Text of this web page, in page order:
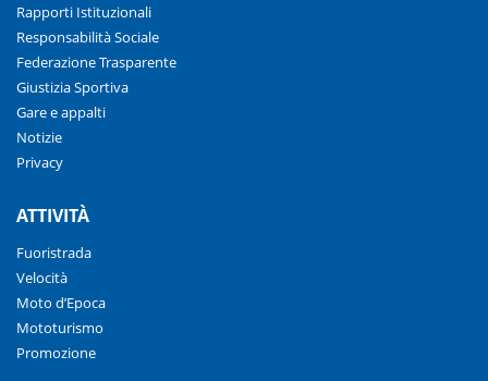
Rapporti Istituzionali
Responsabilità Sociale
Federazione Trasparente
Giustizia Sportiva
Gare e appalti
Notizie
Privacy
ATTIVITÀ
Fuoristrada
Velocità
Moto d’Epoca
Mototurismo
Promozione